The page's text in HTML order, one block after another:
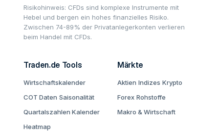
Risikohinweis: CFDs sind komplexe Instrumente mit
Hebel und bergen ein hohes finanzielles Risiko.
Zwischen 74-89% der Privatanlegerkonten verlieren
beim Handel mit CFDs.
Traden.de Tools
Wirtschaftskalender
COT Daten Saisonalität
Quartalszahlen Kalender
Heatmap
Märkte
Aktien Indizes Krypto
Forex Rohstoffe
Makro & Wirtschaft